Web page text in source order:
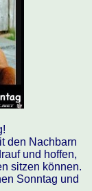
den Nachbarn
und hoffen,
sitzen können.
Sonntag und